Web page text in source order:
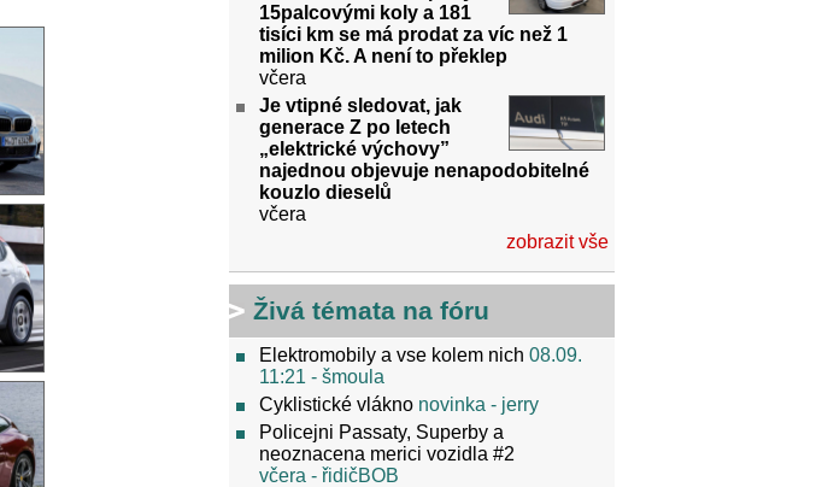
15palcovými koly a 181
tisíci km se má prodat za víc než 1
milion Kč. A není to překlep
včera
Je vtipné sledovat, jak
generace Z po letech
„elektrické výchovy”
najednou objevuje nenapodobitelné
kouzlo dieselů
včera
zobrazit vše
Živá témata na fóru
Elektromobily a vse kolem nich 08.09.
11:21 - šmoula
Cyklistické vlákno novinka - jerry
Policejni Passaty, Superby a
neoznacena merici vozidla #2
včera - řidičBOB